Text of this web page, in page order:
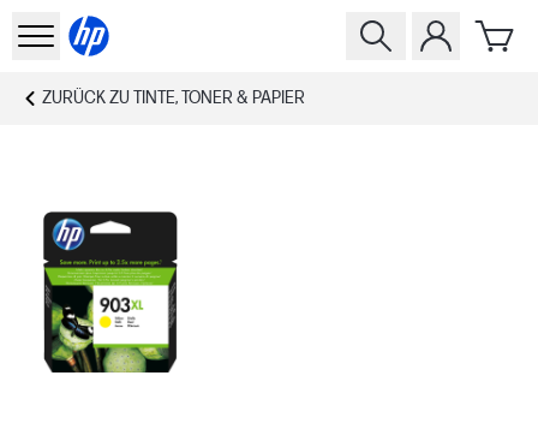
ZURÜCK ZU TINTE, TONER & PAPIER